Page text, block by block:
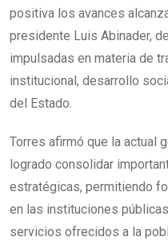
positiva los avances
presidente Luis Abinader,
impulsadas en materia de
institucional, desarrollo
del Estado.
Torres afirmó que la actual
logrado consolidar
estratégicas, permitiendo
en las instituciones
servicios ofrecidos a la